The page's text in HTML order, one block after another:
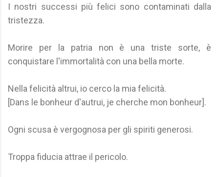
I nostri successi più felici sono contaminati dalla
tristezza.
Morire per la patria non è una triste sorte, è
conquistare l'immortalità con una bella morte.
Nella felicità altrui, io cerco la mia felicità.
[Dans le bonheur d'autrui, je cherche mon bonheur].
Ogni scusa è vergognosa per gli spiriti generosi.
Troppa fiducia attrae il pericolo.